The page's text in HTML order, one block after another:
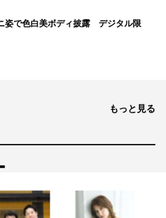
姿で色白美ボディ披露 デジタル限
もっと見る